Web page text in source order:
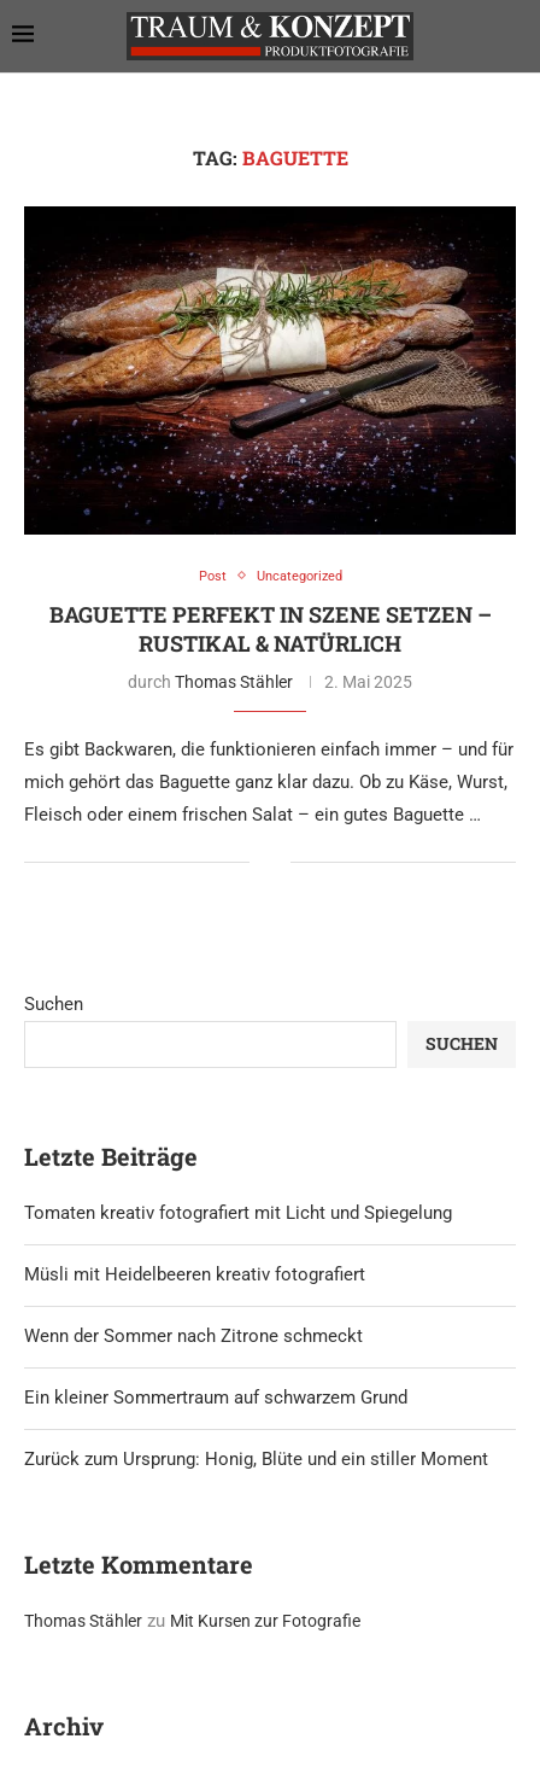
TAG: BAGUETTE
Post Uncategorized
BAGUETTE PERFEKT IN SZENE SETZEN –
RUSTIKAL & NATÜRLICH
durch Thomas Stähler 2. Mai 2025
Es gibt Backwaren, die funktionieren einfach immer – und für
mich gehört das Baguette ganz klar dazu. Ob zu Käse, Wurst,
Fleisch oder einem frischen Salat – ein gutes Baguette …
Suchen
SUCHEN
Letzte Beiträge
Tomaten kreativ fotografiert mit Licht und Spiegelung
Müsli mit Heidelbeeren kreativ fotografiert
Wenn der Sommer nach Zitrone schmeckt
Ein kleiner Sommertraum auf schwarzem Grund
Zurück zum Ursprung: Honig, Blüte und ein stiller Moment
Letzte Kommentare
Thomas Stähler zu Mit Kursen zur Fotografie
Archiv